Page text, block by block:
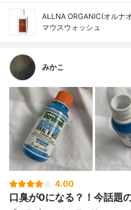
ALLNA ORGANIC(オルナ
マウスウォッシュ
みかこ
4.00
口臭が0になる？！今話題